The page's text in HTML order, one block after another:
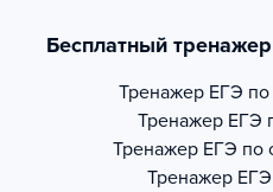
Бесплатный
Тренажер ЕГЭ по
Тренажер ЕГЭ
Тренажер ЕГЭ по
Тренажер